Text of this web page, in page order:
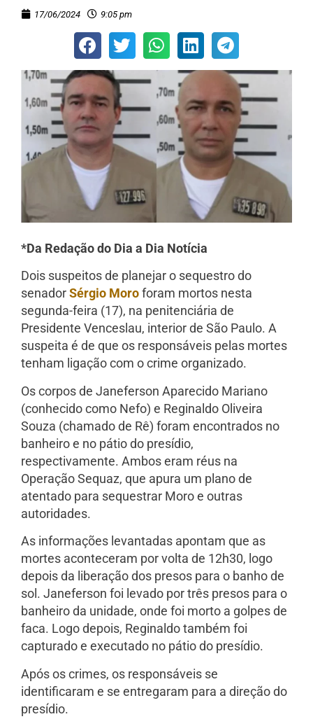
17/06/2024 9:05 pm
*Da Redação do Dia a Dia Notícia
Dois suspeitos de planejar o sequestro do
senadorSérgio Moroforam mortos nesta
segunda-feira (17), na penitenciária de
Presidente Venceslau, interior de São Paulo. A
suspeita é de que os responsáveis pelas mortes
tenham ligação com o crime organizado.
Os corpos de Janeferson Aparecido Mariano
(conhecido como Nefo) e Reginaldo Oliveira
Souza (chamado de Rê) foram encontrados no
banheiro e no pátio do presídio,
respectivamente. Ambos eram réus na
Operação Sequaz, que apura um plano de
atentado para sequestrar Moro e outras
autoridades.
As informações levantadas apontam que as
mortes aconteceram por volta de 12h30, logo
depois da liberação dos presos para o banho de
sol. Janeferson foi levado por três presos para o
banheiro da unidade, onde foi morto a golpes de
faca. Logo depois, Reginaldo também foi
capturado e executado no pátio do presídio.
Após os crimes, os responsáveis se
identificaram e se entregaram para a direção do
presídio.